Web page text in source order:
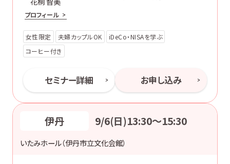
プロフィール
女性限定 夫婦カップルOK
iDeCo・NISAを学ぶ
コーヒー付き
セミナー詳細 お申し込み
伊丹 9/6(日)13:30〜15:30
いたみホール（伊丹市立文化会館）